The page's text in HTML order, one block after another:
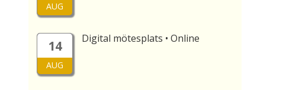
AUG
14
AUG
Digital mötesplats • Online